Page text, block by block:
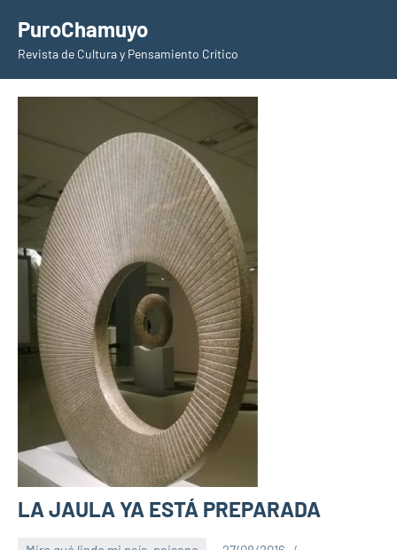
contenido
PuroChamuyo
Revista de Cultura y Pensamiento Crítico
LA JAULA YA ESTÁ PREPARADA